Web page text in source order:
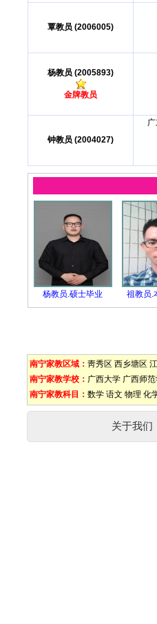
覃教员 (2006005)
杨教员 (2005893)
金牌教员
钟教员 (2004027)
杨教员.硕士毕业 祖教员.
南宁家教区域： 靑秀区 西乡塘区
南宁家教学校： 广西大学 广西师
南宁家教科目： 数学 语文 物理 化
关于我们